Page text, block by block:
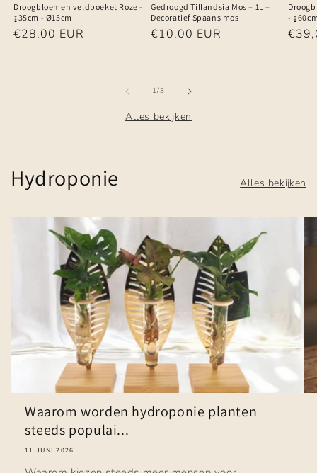
Droogbloemen veldboeket Roze -
↨35cm - Ø15cm
Normale
€28,00 EUR
Gedroogd Tillandsia Mos – 1L –
Decoratief Spaans mos
Normale
€10,00 EUR
-
1/van
3
Alles bekijken
Hydroponie Alles bekijken
Waarom worden hydroponie planten
steeds populai...
11 JUNI 2026